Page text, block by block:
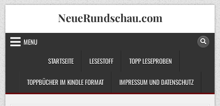
Skip
to
content
NeueRundschau.com
MENU
STARTSEITE
LESESTOFF TOPP LESEPROBEN
TOPPBÜCHER IM KINDLE FORMAT IMPRESSUM UND DATENSCHUTZ